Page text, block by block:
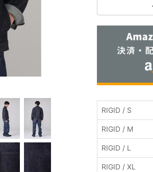
RIGID / S
RIGID / M
RIGID / L
RIGID / XL